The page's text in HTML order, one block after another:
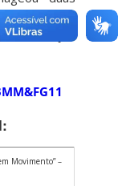
e uma
seleção
Movimento” –